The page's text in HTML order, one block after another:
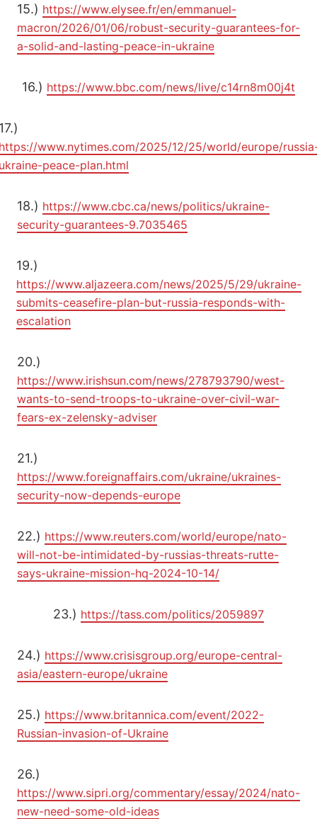
15.) https://www.elysee.fr/en/emmanuel-
macron/2026/01/06/robust-security-guarantees-for-
a-solid-and-lasting-peace-in-ukraine
16.) https://www.bbc.com/news/live/c14rn8m00j4t
www.nytimes.com/2025/12/25/world/europe/
peace-plan.html
18.) https://www.cbc.ca/news/politics/ukraine-
security-guarantees-9.7035465
19.)
https://www.aljazeera.com/news/2025/5/29/ukraine-
submits-ceasefire-plan-but-russia-responds-with-
escalation
20.)
https://www.irishsun.com/news/278793790/west-
wants-to-send-troops-to-ukraine-over-civil-war-
fears-ex-zelensky-adviser
21.)
https://www.foreignaffairs.com/ukraine/ukraines-
security-now-depends-europe
22.) https://www.reuters.com/world/europe/nato-
will-not-be-intimidated-by-russias-threats-rutte-
says-ukraine-mission-hq-2024-10-14/
23.) https://tass.com/politics/2059897
24.) https://www.crisisgroup.org/europe-central-
asia/eastern-europe/ukraine
25.) https://www.britannica.com/event/2022-
Russian-invasion-of-Ukraine
26.)
https://www.sipri.org/commentary/essay/2024/nato-
new-need-some-old-ideas